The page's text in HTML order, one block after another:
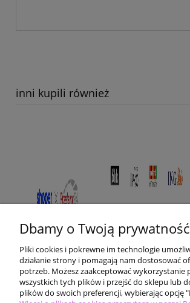
inni kupili również
Pomoc
Dbamy o Twoją prywatność
Pliki cookies i pokrewne im technologie
działanie strony i pomagają nam dostosować
potrzeb. Możesz zaakceptować wykorzystanie
wszystkich tych plików i przejść do sklepu lub
plików do swoich preferencji, wybierając opcję